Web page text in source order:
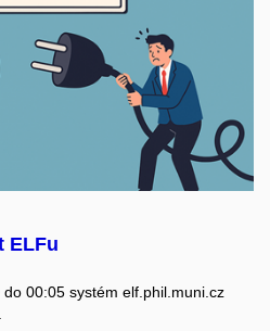
ELFu
00:05 systém elf.phil.muni.cz